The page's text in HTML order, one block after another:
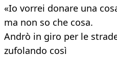
«Io vorrei donare una
ma non so che cosa.
Andrò in giro per le
zufolando così